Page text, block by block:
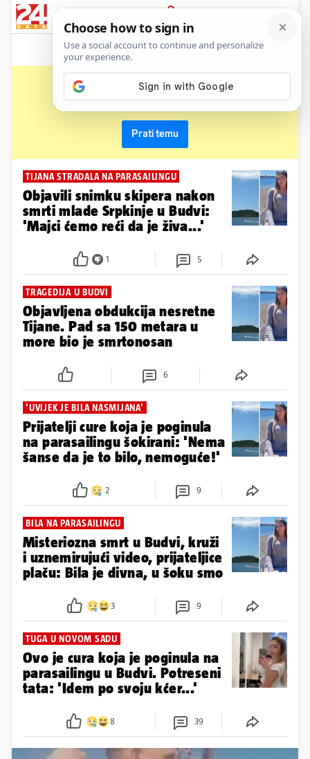
PRIJAVA
News
parasailing
Prati temu
TIJANA STRADALA NA PARASAILINGU
Objavili snimku skipera nakon
smrti mlade Srpkinje u Budvi:
'Majci ćemo reći da je živa...'
1 5
TRAGEDIJA U BUDVI
Objavljena obdukcija nesretne
Tijane. Pad sa 150 metara u
more bio je smrtonosan
6
'UVIJEK JE BILA NASMIJANA'
Prijatelji cure koja je poginula
na parasailingu šokirani: 'Nema
šanse da je to bilo, nemoguće!'
2 9
BILA NA PARASAILINGU
Misteriozna smrt u Budvi, kruži
i uznemirujući video, prijateljice
plaču: Bila je divna, u šoku smo
3 9
TUGA U NOVOM SADU
Ovo je cura koja je poginula na
parasailingu u Budvi. Potreseni
tata: 'Idem po svoju kćer...'
8 39